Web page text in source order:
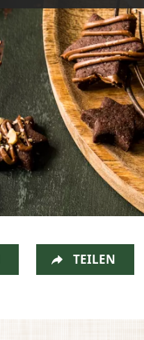
TEILEN